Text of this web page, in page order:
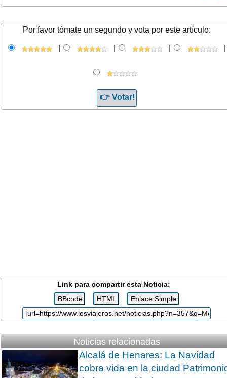
Por favor tómate un segundo y vota por este artículo:
Link para compartir esta Noticia:
Noticias relacionadas
Alcalá de Henares: La Navidad
cobra vida en la ciudad